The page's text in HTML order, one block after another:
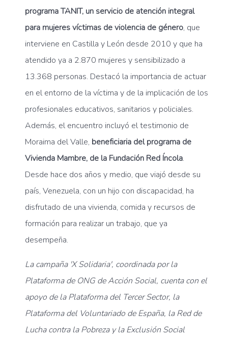
programa TANIT, un servicio de atención integral
para mujeres víctimas de violencia de género, que
interviene en Castilla y León desde 2010 y que ha
atendido ya a 2.870 mujeres y sensibilizado a
13.368 personas. Destacó la importancia de actuar
en el entorno de la víctima y de la implicación de los
profesionales educativos, sanitarios y policiales.
Además, el encuentro incluyó el testimonio de
Moraima del Valle, beneficiaria del programa de
Vivienda Mambre, de la Fundación Red Íncola.
Desde hace dos años y medio, que viajó desde su
país, Venezuela, con un hijo con discapacidad, ha
disfrutado de una vivienda, comida y recursos de
formación para realizar un trabajo, que ya
desempeña.
La campaña 'X Solidaria', coordinada por la
Plataforma de ONG de Acción Social, cuenta con el
apoyo de la Plataforma del Tercer Sector, la
Plataforma del Voluntariado de España, la Red de
Lucha contra la Pobreza y la Exclusión Social